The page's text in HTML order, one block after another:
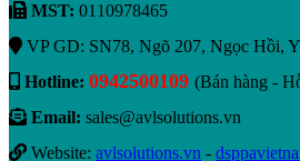
MST: 0110978465
VP GD: SN78, Ngõ 207, Ngọc Hồi,
Hotline: 0942500109 (Bán hàng -
Email: sales@avlsolutions.vn
Website: avlsolutions.vn -